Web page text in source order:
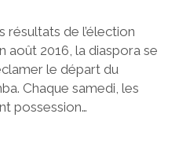
résultats de l’élection
août 2016, la diaspora se
le départ du
Chaque samedi, les
possession…